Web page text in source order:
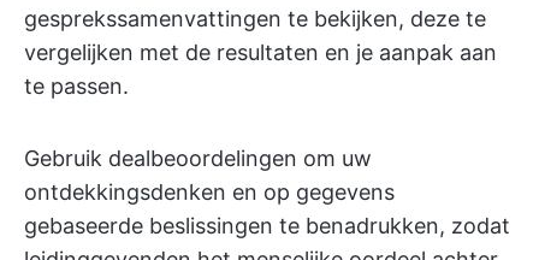
gesprekssamenvattingen te bekijken, deze te
vergelijken met de resultaten en je aanpak aan
te passen.
Gebruik dealbeoordelingen om uw
ontdekkingsdenken en op gegevens
gebaseerde beslissingen te benadrukken, zodat